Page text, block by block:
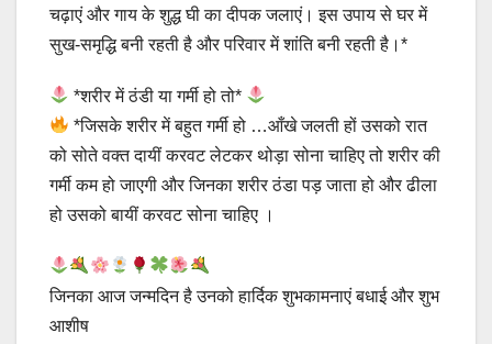
चढ़ाएं और गाय के शुद्ध घी का दीपक जलाएं। इस उपाय से घर में
सुख-समृद्धि बनी रहती है और परिवार में शांति बनी रहती है।*
*शरीर में ठंडी या गर्मी हो तो*
*जिसके शरीर में बहुत गर्मी हो …आँखे जलती हों उसको रात
को सोते वक्त दायीं करवट लेटकर थोड़ा सोना चाहिए तो शरीर की
गर्मी कम हो जाएगी और जिनका शरीर ठंडा पड़ जाता हो और ढीला
हो उसको बायीं करवट सोना चाहिए ।
जिनका आज जन्मदिन है उनको हार्दिक शुभकामनाएं बधाई और शुभ
आशीष